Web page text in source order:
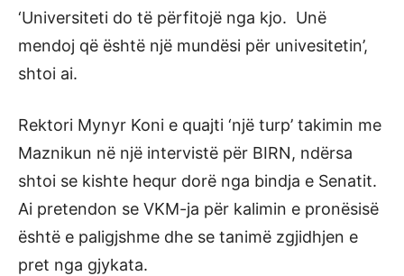
‘Universiteti do të përfitojë nga kjo. Unë
mendoj që është një mundësi për univesitetin’,
shtoi ai.
Rektori Mynyr Koni e quajti ‘një turp’ takimin me
Maznikun në një intervistë për BIRN, ndërsa
shtoi se kishte hequr dorë nga bindja e Senatit.
Ai pretendon se VKM-ja për kalimin e pronësisë
është e paligjshme dhe se tanimë zgjidhjen e
pret nga gjykata.